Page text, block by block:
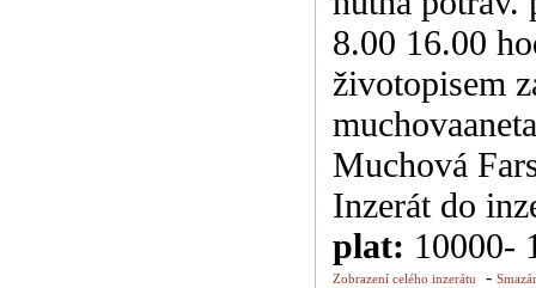
8.00 16.00
životopisem
Muchová
Inzerát do
plat: 10000-
Zobrazení celého inzerátu -